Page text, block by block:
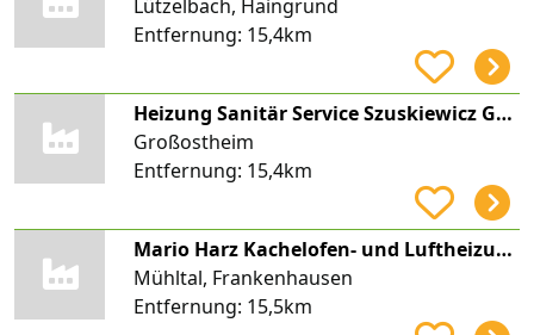
Lützelbach, Haingrund
Entfernung: 15,4km
Heizung Sanitär Service Szuskiewicz GmbH
Großostheim
Entfernung: 15,4km
Mario Harz Kachelofen- und Luftheizungsbauer
Mühltal, Frankenhausen
Entfernung: 15,5km